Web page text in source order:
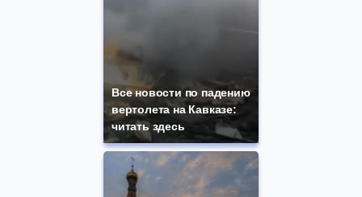
Все новости по падению
вертолета на Кавказе:
читать здесь